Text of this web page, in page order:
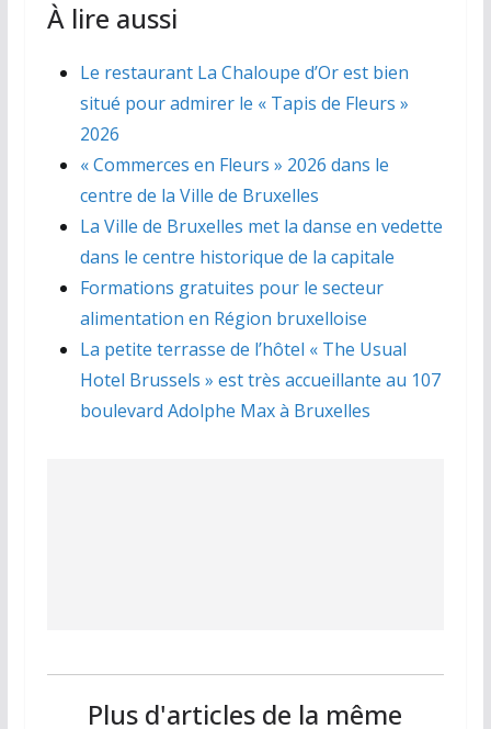
À lire aussi
Le restaurant La Chaloupe d’Or est bien
situé pour admirer le « Tapis de Fleurs »
2026
« Commerces en Fleurs » 2026 dans le
centre de la Ville de Bruxelles
La Ville de Bruxelles met la danse en vedette
dans le centre historique de la capitale
Formations gratuites pour le secteur
alimentation en Région bruxelloise
La petite terrasse de l’hôtel « The Usual
Hotel Brussels » est très accueillante au 107
boulevard Adolphe Max à Bruxelles
Plus d'articles de la même